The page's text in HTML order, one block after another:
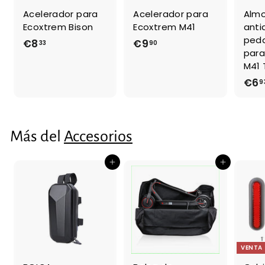
Acelerador para
Ecoxtrem Bison
€8 33
Acelerador para
Ecoxtrem M41
€990
M41
€6
Más del Accesorios
Agregar al carrito Agregar al carrito
VENTA